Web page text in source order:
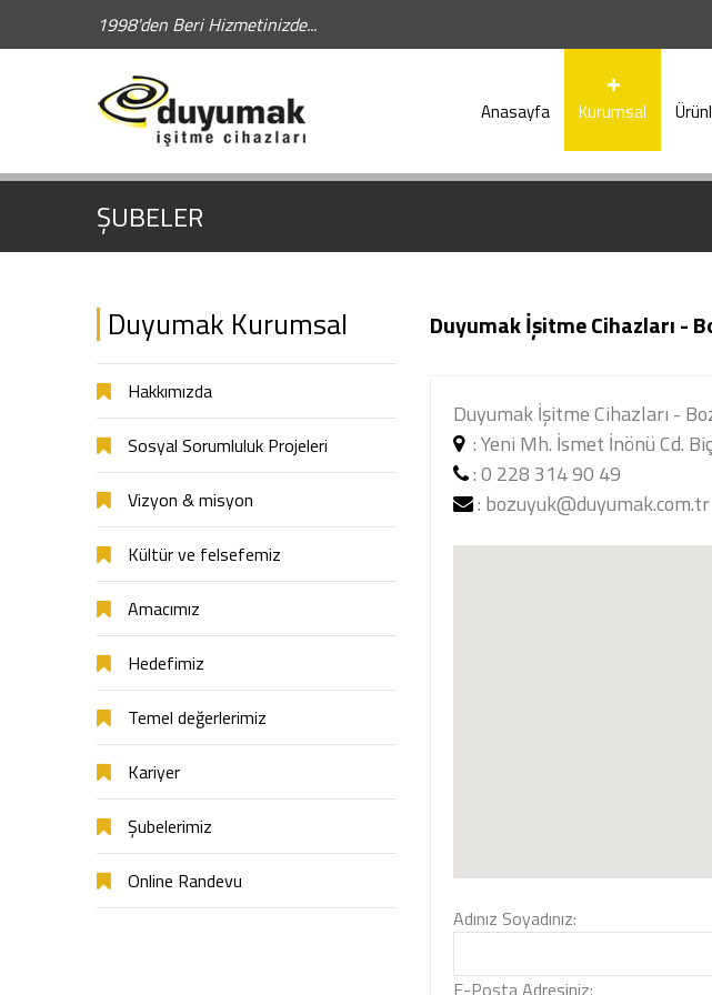
1998'den Beri Hizmetinizde...
Anasayfa Kurumsal
Hızlı Arama:
ŞUBELER
Duyumak Kurumsal
Hakkımızda
Sosyal Sorumluluk Projeleri
Vizyon & misyon
Kültür ve felsefemiz
Amacımız
Hedefimiz
Temel değerlerimiz
Kariyer
Şubelerimiz
Online Randevu
Duyumak İşitme Cihazları -
Duyumak İşitme Cihazları -
:Yeni Mh. İsmet İnönü Cd.
:0 228 314 90 49
: bozuyuk@duyumak.com.tr
Adınız Soyadınız:
E-Posta Adresiniz: